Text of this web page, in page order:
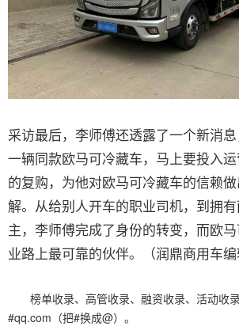
采访最后，李师傅还透露了一个新消
一辆同款欧马可冷藏车，马上要投入
的复购，为他对欧马可冷藏车的信赖
解。从给别人开车的职业司机，到拥
主，李师傅完成了身份的转变，而欧
业路上最可靠的伙伴。（润鼎商用车编
榜单收录、高管收录、融资收录、活动收
#qq.com（把#换成@）。